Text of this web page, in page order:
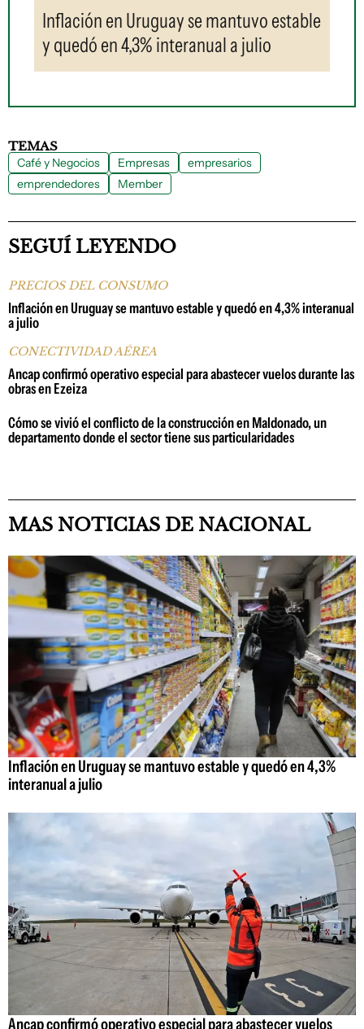
Inflación en Uruguay se mantuvo estable
y quedó en 4,3% interanual a julio
TEMAS
Café y Negocios Empresas
empresarios
emprendedores
Member
SEGUÍ LEYENDO
PRECIOS DEL CONSUMO
Inflación en Uruguay se mantuvo estable y quedó en 4,3% interanual
a julio
CONECTIVIDAD AÉREA
Ancap confirmó operativo especial para abastecer vuelos durante las
obras en Ezeiza
Cómo se vivió el conflicto de la construcción en Maldonado, un
departamento donde el sector tiene sus particularidades
MAS NOTICIAS DE NACIONAL
Inflación en Uruguay se mantuvo estable y quedó en 4,3%
interanual a julio
Ancap confirmó operativo especial para abastecer vuelos